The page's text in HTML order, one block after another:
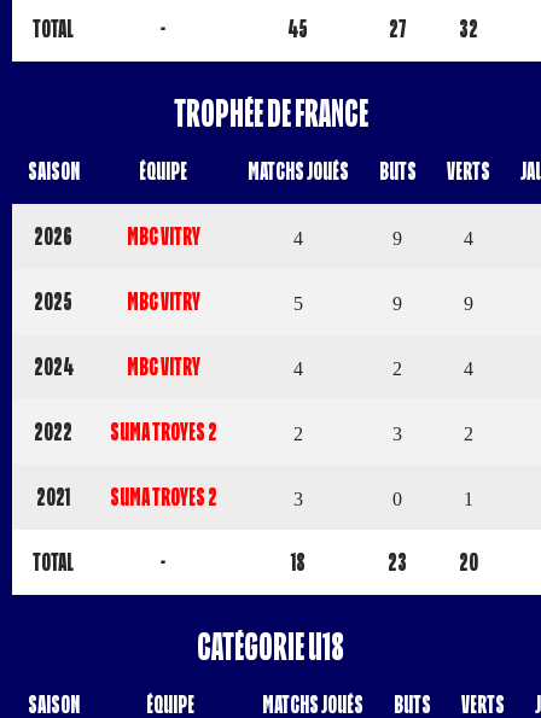
Total - 45 27 32
Trophée de France
Saison Équipe Matchs Joués Buts Verts
2026 MBC VITRY 4 9 4
2025 MBC VITRY 5 9 9
2024 MBC VITRY 4 2 4
2022 SUMA TROYES 2 2 3 2
2021 SUMA TROYES 2 3 0 1
Total - 18 23 20
Catégorie U18
Saison Équipe Matchs Joués Buts Verts